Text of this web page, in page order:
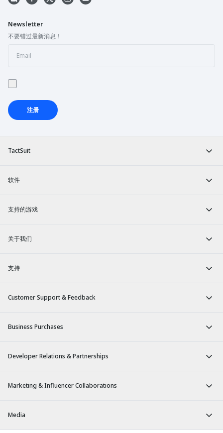
TactSuit
软件
支持的游戏
关于我们
支持
Customer Support & Feedback
Business Purchases
Developer Relations & Partnerships
Marketing & Influencer Collaborations
Media
Newsletter
不要错过最新消息！
注册